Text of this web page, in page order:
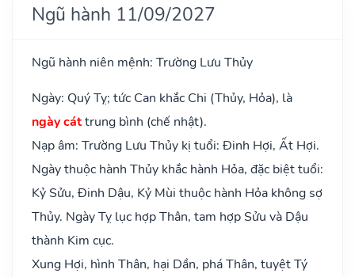
Ngũ hành 11/09/2027
Ngũ hành niên mệnh: Trường Lưu Thủy
Ngày: Quý Tỵ; tức Can khắc Chi (Thủy, Hỏa), là
ngày cáttrung bình (chế nhật).
Nạp âm: Trường Lưu Thủy kị tuổi: Đinh Hợi, Ất Hợi.
Ngày thuộc hành Thủy khắc hành Hỏa, đặc biệt tuổi:
Kỷ Sửu, Đinh Dậu, Kỷ Mùi thuộc hành Hỏa không sợ
Thủy. Ngày Tỵ lục hợp Thân, tam hợp Sửu và Dậu
thành Kim cục.
Xung Hợi, hình Thân, hại Dần, phá Thân, tuyệt Tý